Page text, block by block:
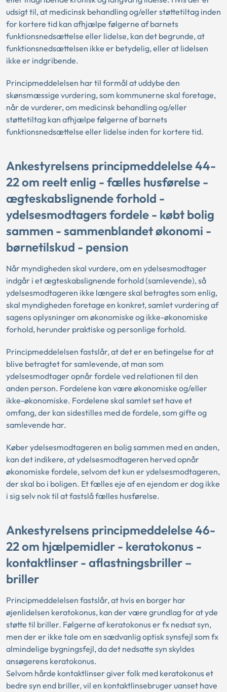
udsigt til, at medicinsk behandling og/eller støttetiltag inden
for kortere tid kan afhjælpe følgerne af barnets
funktionsnedsættelse eller lidelse, kan det begrunde, at
funktionsnedsættelsen ikke er betydelig, eller at lidelsen
ikke er indgribende.
Principmeddelelsen har til formål at uddybe den
skønsmæssige vurdering, som kommunerne skal foretage,
når de vurderer, om medicinsk behandling og/eller
støttetiltag kan afhjælpe følgerne af barnets
funktionsnedsættelse eller lidelse inden for kortere tid.
Ankestyrelsens principmeddelelse 44-
22 om reelt enlig - fælles husførelse -
ægteskabslignende forhold -
ydelsesmodtagers fordele - købt bolig
sammen - sammenblandet økonomi -
børnetilskud - pension
Når myndigheden skal vurdere, om en ydelsesmodtager
indgår i et ægteskabslignende forhold (samlevende), så
ydelsesmodtageren ikke længere skal betragtes som enlig,
skal myndigheden foretage en konkret, samlet vurdering af
sagens oplysninger om økonomiske og ikke-økonomiske
forhold, herunder praktiske og personlige forhold.
Principmeddelelsen fastslår, at det er en betingelse for at
blive betragtet for samlevende, at man som
ydelsesmodtager opnår fordele ved relationen til den
anden person. Fordelene kan være økonomiske og/eller
ikke-økonomiske. Fordelene skal samlet set have et
omfang, der kan sidestilles med de fordele, som gifte og
samlevende har.
Køber ydelsesmodtageren en bolig sammen med en anden,
kan det indikere, at ydelsesmodtageren herved opnår
økonomiske fordele, selvom det kun er ydelsesmodtageren,
der skal bo i boligen. Et fælles eje af en ejendom er dog ikke
i sig selv nok til at fastslå fælles husførelse.
Ankestyrelsens principmeddelelse 46-
22 om hjælpemidler - keratokonus -
kontaktlinser - aflastningsbriller –
briller
Principmeddelelsen fastslår, at hvis en borger har
øjenlidelsen keratokonus, kan der være grundlag for at yde
støtte til briller. Følgerne af keratokonus er fx nedsat syn,
men der er ikke tale om en sædvanlig optisk synsfejl som fx
almindelige bygningsfejl, da det nedsatte syn skyldes
ansøgerens keratokonus.
Selvom hårde kontaktlinser giver folk med keratokonus et
bedre syn end briller, vil en kontaktlinsebruger uanset have